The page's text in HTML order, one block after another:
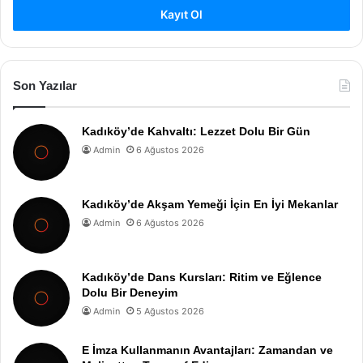
Kayıt Ol
Son Yazılar
Kadıköy’de Kahvaltı: Lezzet Dolu Bir Gün
Admin 6 Ağustos 2026
Kadıköy’de Akşam Yemeği İçin En İyi Mekanlar
Admin 6 Ağustos 2026
Kadıköy’de Dans Kursları: Ritim ve Eğlence
Dolu Bir Deneyim
Admin 5 Ağustos 2026
E İmza Kullanmanın Avantajları: Zamandan ve